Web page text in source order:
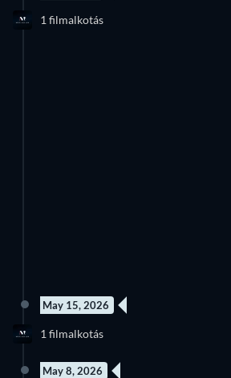
1 filmalkotás
May 15, 2026
1 filmalkotás
May 8, 2026